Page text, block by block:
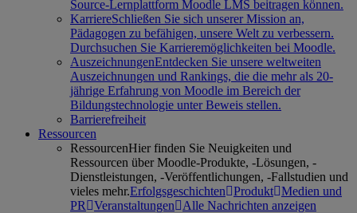
Source-Lernplattform Moodle LMS beitragen können.
KarriereSchließen Sie sich unserer Mission an,
Pädagogen zu befähigen, unsere Welt zu verbessern.
Durchsuchen Sie Karrieremöglichkeiten bei Moodle.
AuszeichnungenEntdecken Sie unsere weltweiten
Auszeichnungen und Rankings, die die mehr als 20-
jährige Erfahrung von Moodle im Bereich der
Bildungstechnologie unter Beweis stellen.
Barrierefreiheit
Ressourcen
RessourcenHier finden Sie Neuigkeiten und
Ressourcen über Moodle-Produkte, -Lösungen, -
Dienstleistungen, -Veröffentlichungen, -Fallstudien und
vieles mehr.Erfolgsgeschichten Produkt Medien und
PR
Veranstaltungen Alle Nachrichten anzeigen